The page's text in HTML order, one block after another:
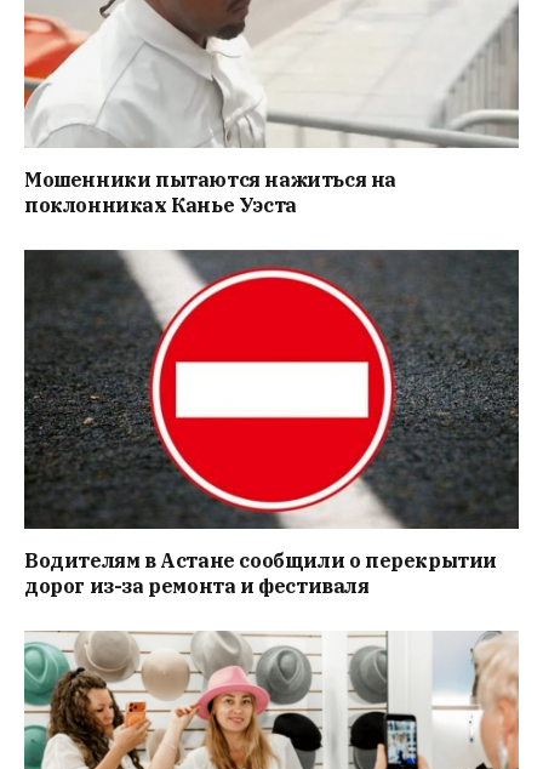
Мошенники пытаются нажиться на
поклонниках Канье Уэста
Водителям в Астане сообщили о перекрытии
дорог из-за ремонта и фестиваля